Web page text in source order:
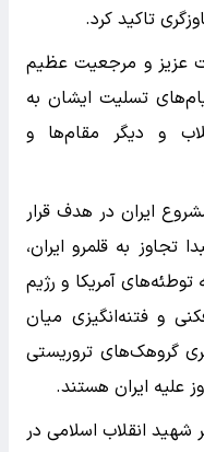
تاکید کرد.
عزیز و مرجعیت عظیم
تسلیت ایشان به
و دیگر مقام‌ها و
ایران در هدف قرار
تجاوز به قلمرو ایران،
آمریکا و رژیم
و فتنه‌انگیزی میان
گروهک‌های تروریستی
علیه ایران هستند.
شهید انقلاب اسلامی در